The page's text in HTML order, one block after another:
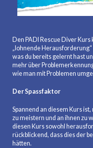
Den PADI Rescue Diver
„lohnende
was du bereits gelernt hast
mehr über
wie man mit Problemen
Der Spassfaktor
Spannend an diesem Kurs
zu meistern und an ihnen zu
diesen Kurs sowohl
rückblickend, dass dies der
hätten.